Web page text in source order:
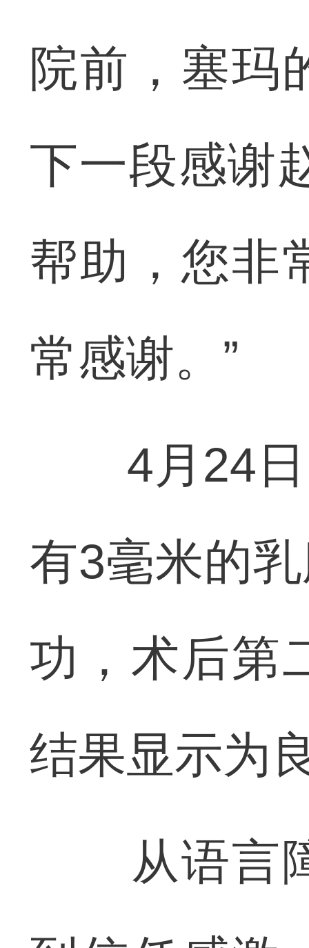
院前，塞玛
下一段感谢
帮助，您非
常感谢。”
4月24日
有3毫米的
功，术后第
结果显示为
从语言障